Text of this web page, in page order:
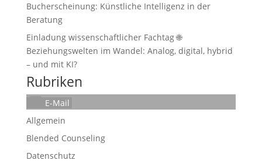
Bucherscheinung: Künstliche Intelligenz in der
Beratung
Einladung wissenschaftlicher Fachtag 🌐
Beziehungswelten im Wandel: Analog, digital, hybrid
– und mit KI?
Rubriken
E-Mail
Allgemein
Blended Counseling
Datenschutz